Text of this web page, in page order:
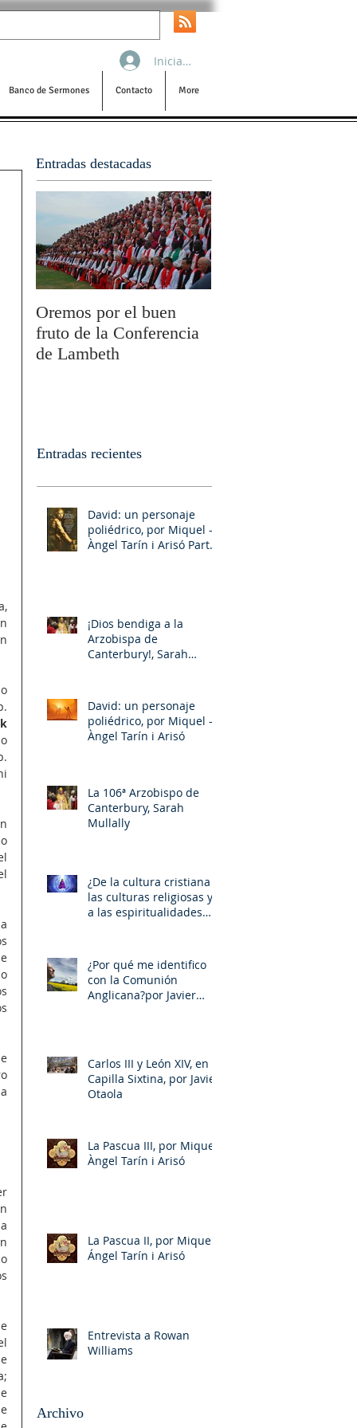
Banco de Sermones Contacto More
Iniciar sesión
Entradas destacadas
Oremos por el buen
fruto de la Conferencia
de Lambeth
Entradas recientes
David: un personaje
poliédrico, por Miquel –
Àngel Tarín i Arisó Parte
¡Dios bendiga a la
Arzobispa de
Canterbury!, Sarah
David: un personaje
poliédrico, por Miquel –
Àngel Tarín i Arisó
La 106ª Arzobispo de
Canterbury, Sarah
Mullally
¿De la cultura cristiana a
las culturas religiosas y
a las espiritualidades
¿Por qué me identifico
con la Comunión
Anglicana?por Javier
Carlos III y León XIV, en la
Capilla Sixtina, por Javier
Otaola
La Pascua III, por Miquel-
Àngel Tarín i Arisó
La Pascua II, por Miquel-
Ángel Tarín i Arisó
Entrevista a Rowan
Williams
Archivo